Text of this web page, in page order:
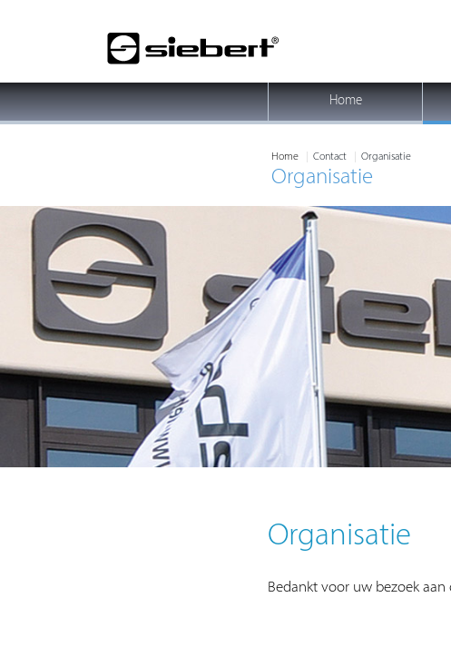
Home
Home Contact Organisatie
Organisatie
Organisatie
Bedankt voor uw bezoek